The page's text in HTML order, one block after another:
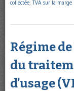
collectée, TVA sur la marge
Régime
du
d’usage